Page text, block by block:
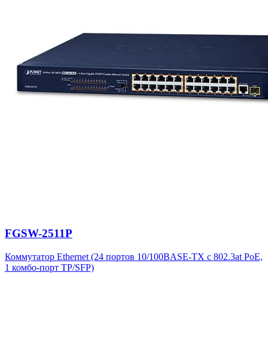
FGSW-2511P
Коммутатор Ethernet (24 портов 10/100BASE-TX с 802.3at PoE,
1 комбо-порт TP/SFP)